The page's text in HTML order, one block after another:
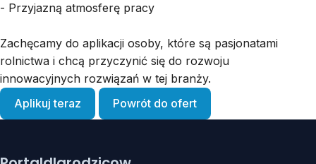
- Przyjazną atmosferę pracy
Zachęcamy do aplikacji osoby, które są pasjonatami
rolnictwa i chcą przyczynić się do rozwoju
innowacyjnych rozwiązań w tej branży.
Aplikuj teraz
Powrót do ofert